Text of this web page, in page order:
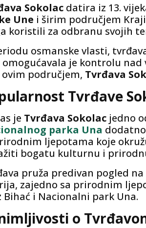
Sokolac datira iz 13.
Une i širim područjem
koristili za odbranu svojih
osmanske vlasti,
omogućavala je kontrolu
ovim područjem, Tvrđava
Tvrđave
je Tvrđava Sokolac jedno
parka Una
ljepotama koje
bogatu kulturnu i
pruža predivan pogled
zajedno sa prirodnim
Bihać i Nacionalni park Una.
o